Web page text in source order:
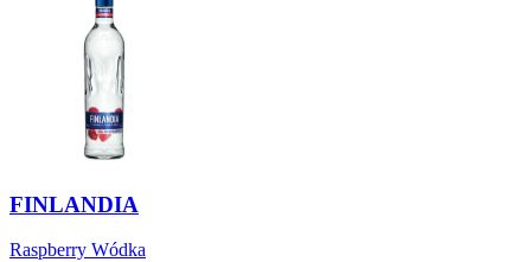
FINLANDIA
Raspberry Wódka